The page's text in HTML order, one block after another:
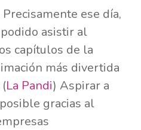
ese día,
asistir al
capítulos de la
más divertida
La Pandi) Aspirar a
gracias al